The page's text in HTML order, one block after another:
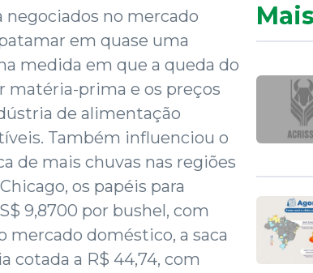
negociados no mercado
em quase uma
medida em que a queda do
matéria-prima e os preços
de alimentação
Também influenciou o
de mais chuvas nas regiões
os papéis para
9,8700 por bushel, com
mercado doméstico, a saca
cotada a R$ 44,74, com